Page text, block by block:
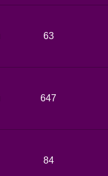
63
647
84